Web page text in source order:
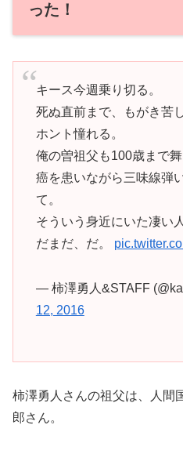
った！
キース今週乗り切る。
死ぬ直前まで、もがき苦
ホント憧れる。
俺の曽祖父も100歳まで
癌を患いながら三味線弾
て。
そういう身近にいた凄い
だまだ、だ。
— 柿澤勇人&STAFF
12, 2016
柿澤勇人さんの祖父は、人間
郎さん。